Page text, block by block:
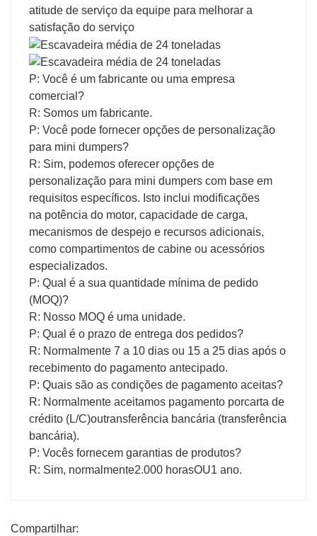
atitude de serviço da equipe para melhorar a
satisfação do serviço
P: Você é um fabricante ou uma empresa
comercial?
R: Somos um fabricante.
P: Você pode fornecer opções de personalização
para mini dumpers?
R: Sim, podemos oferecer opções de
personalização para mini dumpers com base em
requisitos específicos. Isto inclui modificações
na potência do motor, capacidade de carga,
mecanismos de despejo e recursos adicionais,
como compartimentos de cabine ou acessórios
especializados.
P: Qual é a sua quantidade mínima de pedido
(MOQ)?
R: Nosso MOQ é uma unidade.
P: Qual é o prazo de entrega dos pedidos?
R: Normalmente 7 a 10 dias ou 15 a 25 dias após o
recebimento do pagamento antecipado.
P: Quais são as condições de pagamento aceitas?
R: Normalmente aceitamos pagamento porcarta de
crédito (L/C)outransferência bancária (transferência
bancária).
P: Vocês fornecem garantias de produtos?
R: Sim, normalmente2.000 horasOU1 ano.
Compartilhar: